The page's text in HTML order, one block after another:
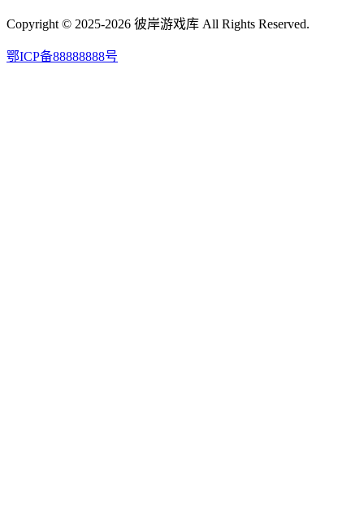
Copyright © 2025-2026 彼岸游戏库 All Rights Reserved.
鄂ICP备88888888号